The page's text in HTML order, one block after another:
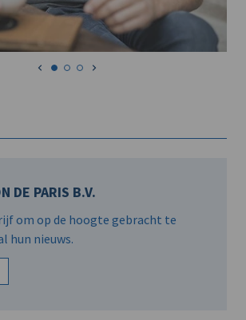
DE PARIS B.V.
om op de hoogte gebracht te
hun nieuws.